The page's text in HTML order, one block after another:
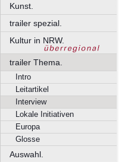
Kunst.
trailer spezial.
Kultur in NRW.
trailer Thema.
Intro
Leitartikel
Interview
Lokale Initiativen
Europa
Glosse
Auswahl.